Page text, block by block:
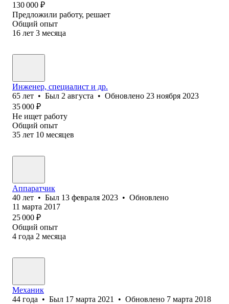
130 000 ₽
Предложили работу, решает
Общий опыт
16 лет 3 месяца
Инженер, специалист и др.
65 лет • Был 2 августа • Обновлено 23 ноября 2023
35 000 ₽
Не ищет работу
Общий опыт
35 лет 10 месяцев
Аппаратчик
40 лет • Был 13 февраля 2023 • Обновлено
11 марта 2017
25 000 ₽
Общий опыт
4 года 2 месяца
Механик
44 года • Был 17 марта 2021 • Обновлено 7 марта 2018